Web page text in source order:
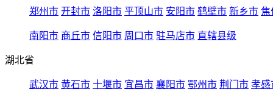
郑州市 开封市 洛阳市 平顶山市 安阳市 鹤壁市 新乡市 焦
南阳市 商丘市 信阳市 周口市 驻马店市 直辖县级
湖北省
武汉市 黄石市 十堰市 宜昌市 襄阳市 鄂州市 荆门市 孝感